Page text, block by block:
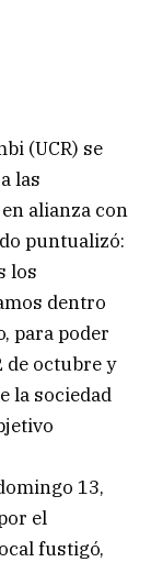
(UCR) se
las
alianza con
puntualizó:
los
dentro
para poder
de octubre y
la sociedad
13,
el
fustigó,